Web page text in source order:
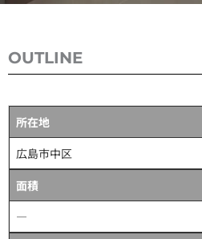
OUTLINE
所在地
広島市中区
面積
―